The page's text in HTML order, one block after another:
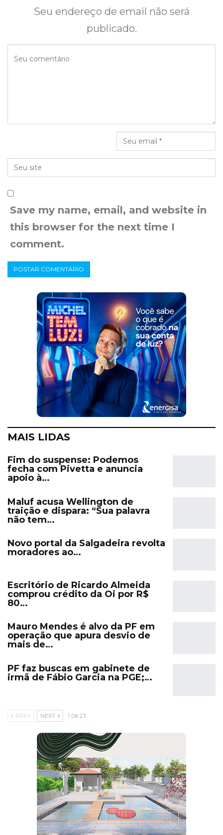
Seu endereço de email não será
publicado.
Save my name, email, and website in
this browser for the next time I
comment.
MAIS LIDAS
Fim do suspense: Podemos
fecha com Pivetta e anuncia
apoio à…
Maluf acusa Wellington de
traição e dispara: “Sua palavra
não tem…
Novo portal da Salgadeira revolta
moradores ao…
Escritório de Ricardo Almeida
comprou crédito da Oi por R$
80…
Mauro Mendes é alvo da PF em
operação que apura desvio de
mais de…
PF faz buscas em gabinete de
irmã de Fábio Garcia na PGE;…
PREV NEXT 1 De 23